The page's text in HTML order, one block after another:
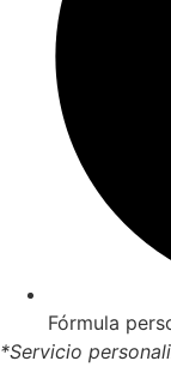
Fórmula
*Servicio